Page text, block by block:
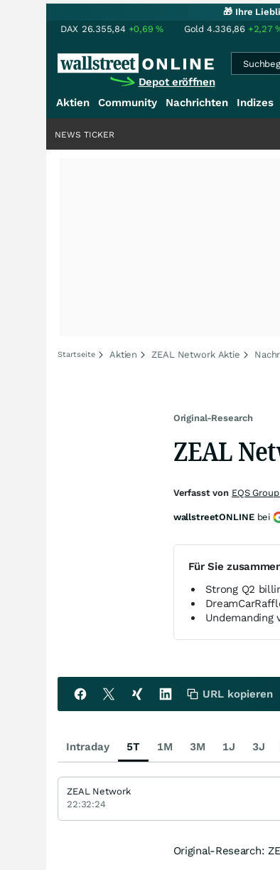
🎁 Ihre
DAX 26.355,84 +0,69% Gold 4.336,86 +2,27
Depot eröffnen
Aktien Community Nachrichten Indizes
NEWS TICKER
Startseite Aktien ZEAL Network Aktie
Original-Research
ZEAL
Für Sie
Strong Q2
Undemanding
Original-Research:
Verfasst von EQS
wallstreetONLINE bei
URL kopieren
Intraday 5T 1M 3M 1J 3J
ZEAL Network
22:32:24